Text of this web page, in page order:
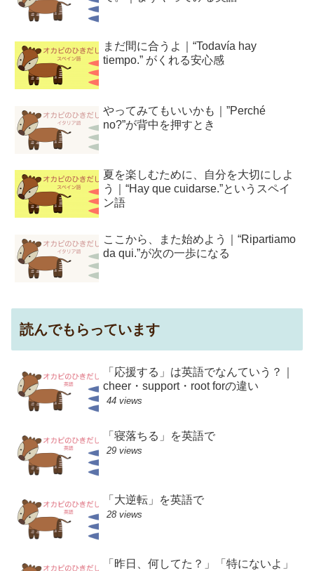
まだ間に合うよ｜“Todavía hay
tiempo.” がくれる安心感
やってみてもいいかも｜”Perché
no?”が背中を押すとき
夏を楽しむために、自分を大切にしよ
う｜“Hay que cuidarse.”というスペイ
ン語
ここから、また始めよう｜“Ripartiamo
da qui.”が次の一歩になる
読んでもらっています
「応援する」は英語でなんていう？｜
cheer・support・root forの違い
44 views
「寝落ちる」を英語で
29 views
「大逆転」を英語で
28 views
「昨日、何してた？」「特にないよ」